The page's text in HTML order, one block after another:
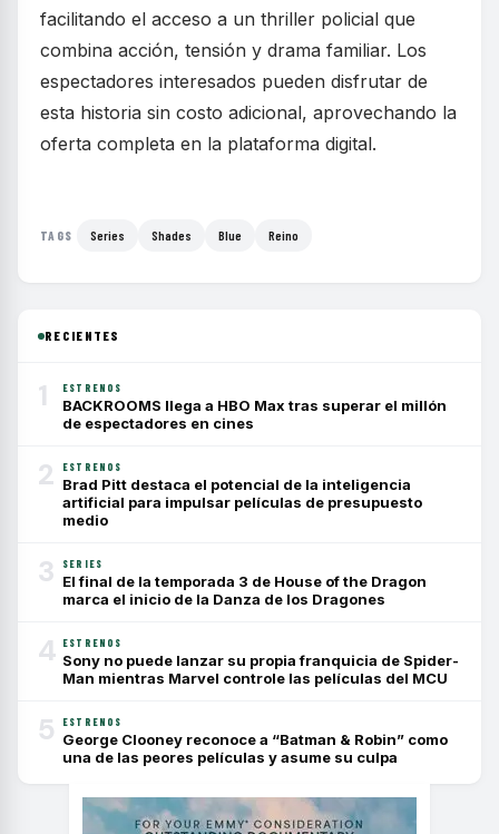
facilitando el acceso a un thriller policial que
combina acción, tensión y drama familiar. Los
espectadores interesados pueden disfrutar de
esta historia sin costo adicional, aprovechando la
oferta completa en la plataforma digital.
TAGS Series Shades Blue Reino
RECIENTES
1 ESTRENOS
BACKROOMS llega a HBO Max tras superar el millón
de espectadores en cines
2 ESTRENOS
Brad Pitt destaca el potencial de la inteligencia
artificial para impulsar películas de presupuesto
medio
3 SERIES
El final de la temporada 3 de House of the Dragon
marca el inicio de la Danza de los Dragones
4 ESTRENOS
Sony no puede lanzar su propia franquicia de Spider-
Man mientras Marvel controle las películas del MCU
5 ESTRENOS
George Clooney reconoce a “Batman & Robin” como
una de las peores películas y asume su culpa